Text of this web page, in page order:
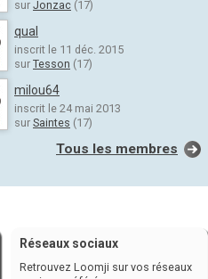
sur Jonzac (17)
qual
inscrit le 11 déc. 2015
sur Tesson (17)
milou64
inscrit le 24 mai 2013
sur Saintes (17)
Tous les membres
Réseaux sociaux
Retrouvez Loomji sur vos réseaux